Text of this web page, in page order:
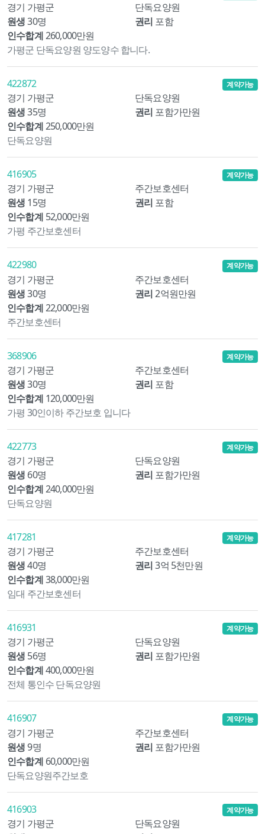
경기 가평군
단독요양원
원생 30명 권리 포함
인수합계260,000만원
가평군 단독요양원 양도양수 합니다.
422872
경기 가평군
단독요양원
원생 35명 권리 포함가만원
인수합계250,000만원
계약가능
단독요양원
416905
경기 가평군
주간보호센터
원생 15명 권리 포함
인수합계 52,000만원
계약가능
가평 주간보호센터
422980
경기 가평군
주간보호센터
원생 30명 권리 2억원만원
인수합계22,000만원
계약가능
주간보호센터
368906
경기 가평군
주간보호센터
원생 30명 권리 포함
인수합계 120,000만원
계약가능
가평 30인이하 주간보호 입니다
422773
경기 가평군
단독요양원
원생 60명 권리 포함가만원
인수합계240,000만원
계약가능
단독요양원
417281
경기 가평군
주간보호센터
원생 40명 권리 3억 5천만원
인수합계38,000만원
계약가능
임대 주간보호센터
416931
경기 가평군
단독요양원
원생 56명 권리 포함가만원
인수합계400,000만원
계약가능
전체 통인수 단독요양원
416907
경기 가평군
주간보호센터
원생 9명 권리 포함가만원
인수합계 60,000만원
계약가능
단독요양원주간보호
416903
경기 가평군
단독요양원
계약가능